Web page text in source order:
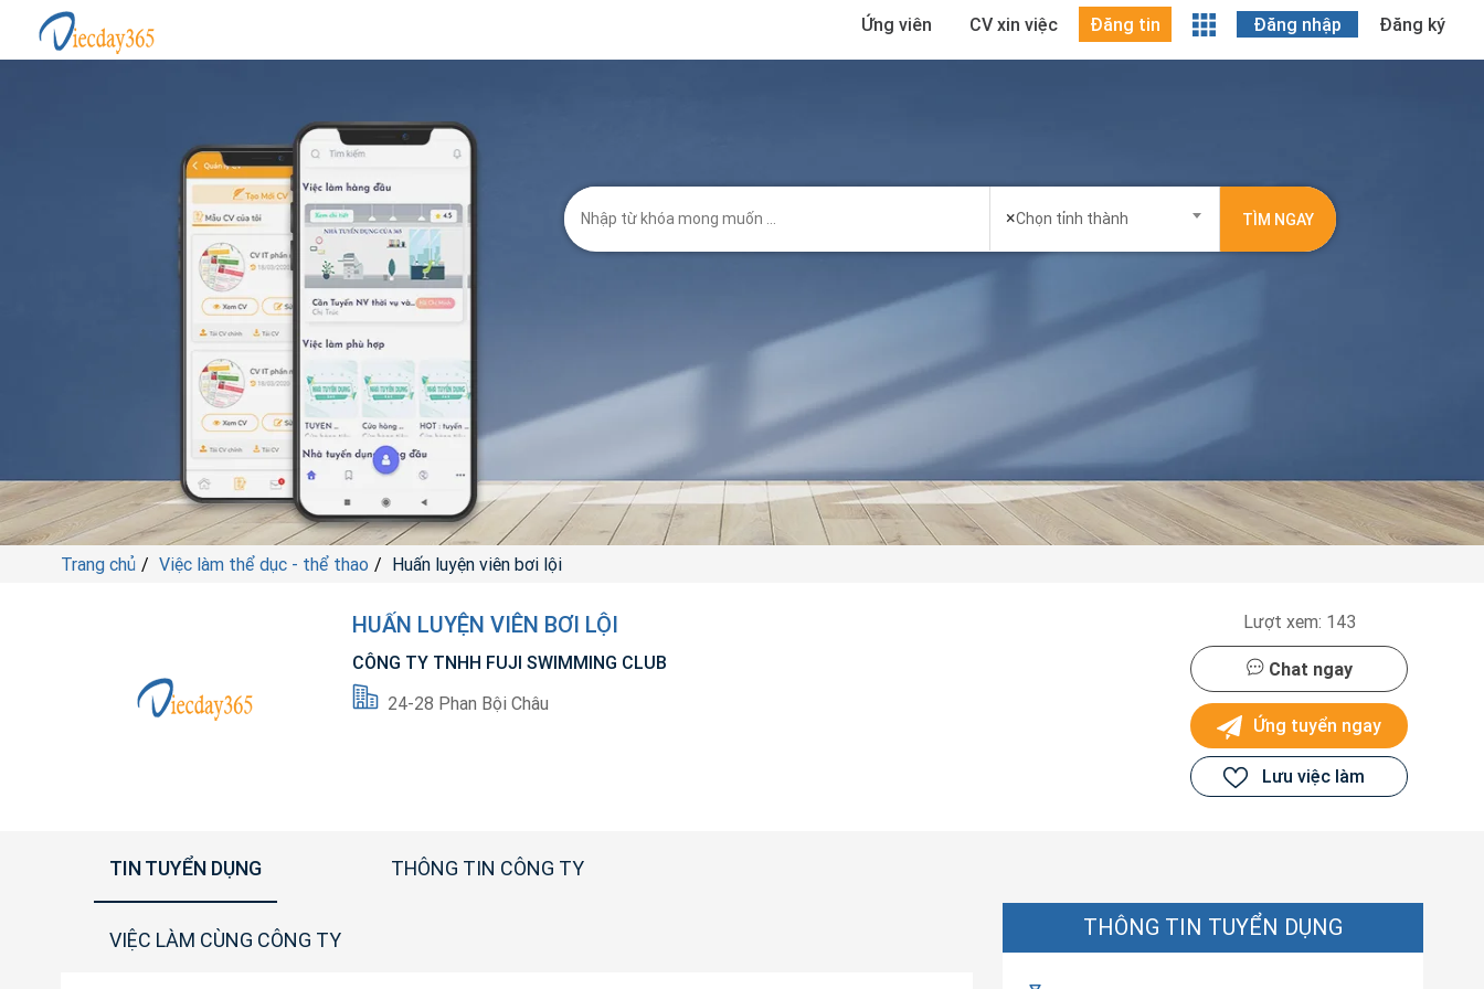
Ứng viên CV xin việc Đăng tin Đăng nhập Đăng ký
×Chọn tỉnh thành TÌM NGAY
Trang chủ Việc làm thể dục - thể thao Huấn luyện viên bơi lội
HUẤN LUYỆN VIÊN BƠI LỘI
CÔNG TY TNHH FUJI SWIMMING CLUB
24-28 Phan Bội Châu
Lượt xem: 143
Chat ngay
Ứng tuyển ngay
Lưu việc làm
TIN TUYỂN DỤNG THÔNG TIN CÔNG TY
VIỆC LÀM CÙNG CÔNG TY THÔNG TIN TUYỂN DỤNG